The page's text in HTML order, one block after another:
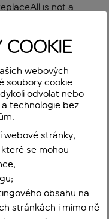
is not a
COOKIE
webových
soubory cookie.
odvolat nebo
technologie bez
webové stránky;
se mohou
obsahu na
stránkách i mimo ně